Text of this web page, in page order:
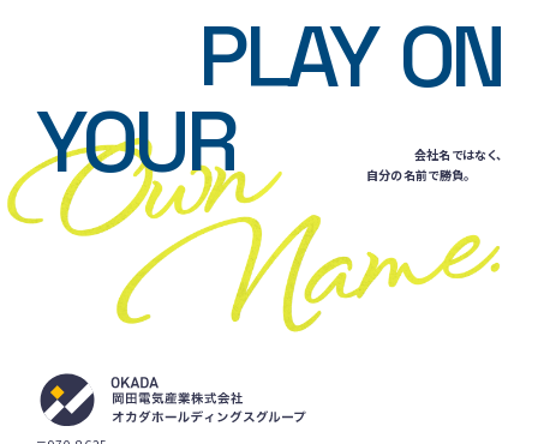
PLAY ON
YOUR
会社名ではなく、
自分の名前で勝負。